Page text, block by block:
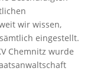
wir wissen,
eingestellt.
Chemnitz wurde